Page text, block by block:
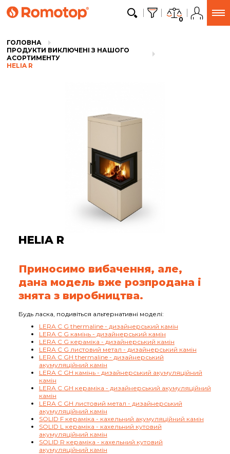
0
ГОЛОВНА
ПРОДУКТИ ВИКЛЮЧЕНІ З НАШОГО
АСОРТИМЕНТУ
HELIA R
HELIA R
Приносимо вибачення, але,
дана модель вже розпродана і
знята з виробництва.
Будь ласка, подивіться альтернативні моделі:
LERA C G thermaline - дизайнерський камін
LERA C G камінь - дизайнерський камін
LERA C G кераміка - дизайнерський камін
LERA C G листовий метал - дизайнерський камін
LERA C GH thermaline - дизайнерський
акумуляційний камін
LERA C GH камінь - дизайнерський акумуляційний
камін
LERA C GH кераміка - дизайнерський акумуляційний
камін
LERA C GH листовий метал - дизайнерський
акумуляційний камін
SOLID F кераміка - кахельний акумуляційний камін
SOLID L кераміка - кахельний кутовий
акумуляційний камін
SOLID R кераміка - кахельний кутовий
акумуляційний камін